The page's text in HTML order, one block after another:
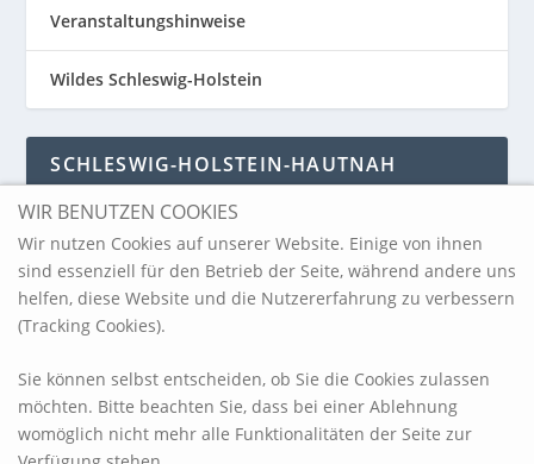
Veranstaltungshinweise
Wildes Schleswig-Holstein
SCHLESWIG-HOLSTEIN-HAUTNAH
Schleswig-Holstein-Hautnah
ARCHIV
WIR BENUTZEN COOKIES
Wir nutzen Cookies auf unserer Website. Einige von ihnen
sind essenziell für den Betrieb der Seite, während andere uns
helfen, diese Website und die Nutzererfahrung zu verbessern
(Tracking Cookies).
Sie können selbst entscheiden, ob Sie die Cookies zulassen
möchten. Bitte beachten Sie, dass bei einer Ablehnung
womöglich nicht mehr alle Funktionalitäten der Seite zur